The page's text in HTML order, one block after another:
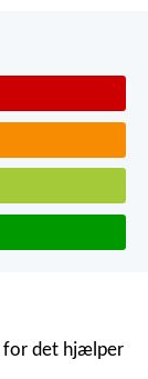
for det hjælper